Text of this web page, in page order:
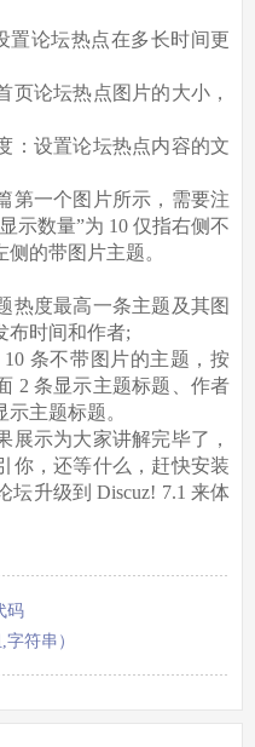
论坛热点在多长时间更
论坛热点图片的大小，
设置论坛热点内容的文
一个图片所示，需要注
示数量”为 10 仅指右侧不
的带图片主题。
度最高一条主题及其图
布时间和作者;
条不带图片的主题，按
2 条显示主题标题、作者
主题标题。
示为大家讲解完毕了，
你，还等什么，赶快安装
坛升级到 Discuz! 7.1 来体
码
符串）